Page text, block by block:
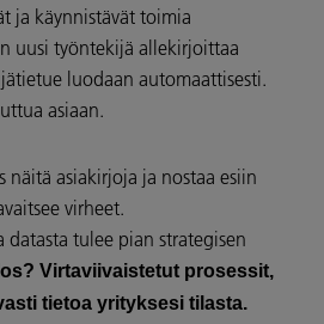
ja käynnistävät toimia
uusi työntekijä allekirjoittaa
luodaan automaattisesti.
asiaan.
näitä asiakirjoja ja nostaa esiin
virheet.
tulee pian strategisen
Virtaviivaistetut prosessit,
tietoa yrityksesi tilasta.